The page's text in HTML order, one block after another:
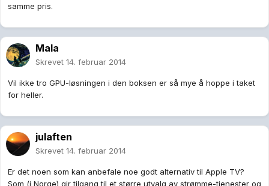
samme pris.
Mala
Skrevet 14. februar 2014
Vil ikke tro GPU-løsningen i den boksen er så mye å hoppe i taket
for heller.
julaften
Skrevet 14. februar 2014
Er det noen som kan anbefale noe godt alternativ til Apple TV?
Som (i Norge) gir tilgang til et større utvalg av strømme-tjenester og